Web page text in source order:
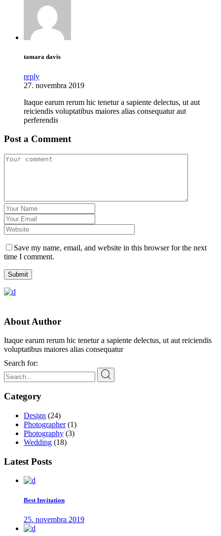
tamara davis
reply
27. novembra 2019
Itaque earum rerum hic tenetur a sapiente delectus, ut aut
reiciendis voluptatibus maiores alias consequatur aut
perferendis
Post a Comment
Save my name, email, and website in this browser for the next
time I comment.
Submit
About Author
Itaque earum rerum hic tenetur a sapiente delectus, ut aut reiciendis
voluptatibus maiores alias consequatur
Search for:
Category
Design (24)
Photographer(1)
Photography (3)
Wedding (18)
Latest Posts
Best Invitation
25. novembra 2019